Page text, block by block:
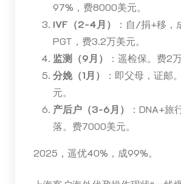
97%，费8000美元。
IVF（2-4月）
：自/捐+移，
PGT，费3.2万美元。
监测（9月）
：遥检保。费2
分娩（1月）
：即父母，证邮
元。
产后户（3-6月）
：DNA+旅
落。费7000美元。
2025，遥优40%，成99%。